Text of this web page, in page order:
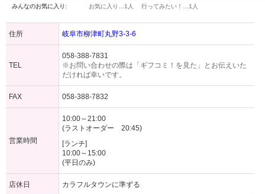
みんなのお気に入り: お気に入り… 1人 行ってみたい！… 1人
住所 岐阜市柳津町丸野3-3-6
TEL
058-388-7831
※お問い合わせの際は「ギフコミ！を見た」とお伝えいた
だければ幸いです。
FAX 058-388-7832
営業時間
10:00～21:00
(ラストオーダー 20:45)
[ランチ]
10:00～15:00
(平日のみ)
店休日 カラフルタウンに準ずる